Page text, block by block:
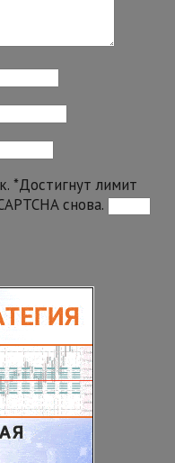
*Достигнут лимит
снова.